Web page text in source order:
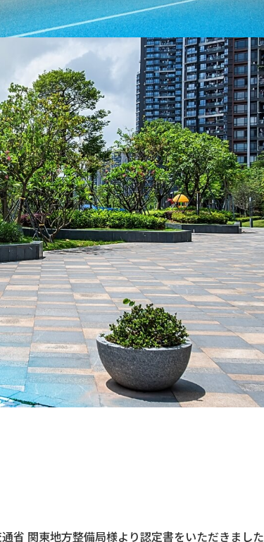
省 関東地方整備局様より認定書をいただきました